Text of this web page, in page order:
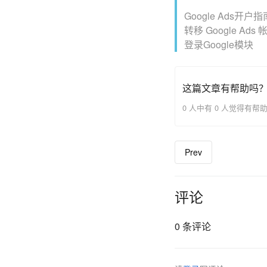
Google Ads开户指
转移 Google Ads
登录Google模块
这篇文章有帮助吗？
0 人中有 0 人觉得有帮助
Prev
评论
0 条评论